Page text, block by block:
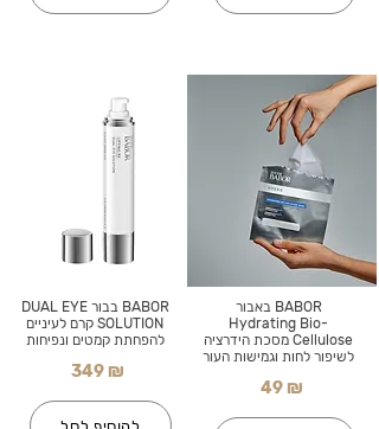
BABOR בבור DUAL EYE
SOLUTION קרם לעיניים
להפחתת קמטים ונפיחות
349 ₪
BABOR באבור
Hydrating Bio-
Cellulose מסכת הידרציה
לשיפור לחות וגמישות העור
49 ₪